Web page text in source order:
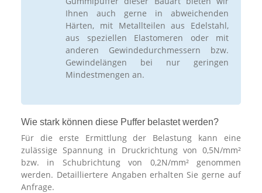
Ihnen auch gerne in abweichenden
Härten, mit Metallteilen aus Edelstahl,
aus speziellen Elastomeren oder mit
anderen Gewindedurchmessern bzw.
Gewindelängen bei nur geringen
Mindestmengen an.
Wie stark können diese Puffer belastet werden?
Für die erste Ermittlung der Belastung kann eine
zulässige Spannung in Druckrichtung von 0,5N/mm²
bzw. in Schubrichtung von 0,2N/mm² genommen
werden. Detailliertere Angaben erhalten Sie gerne auf
Anfrage.